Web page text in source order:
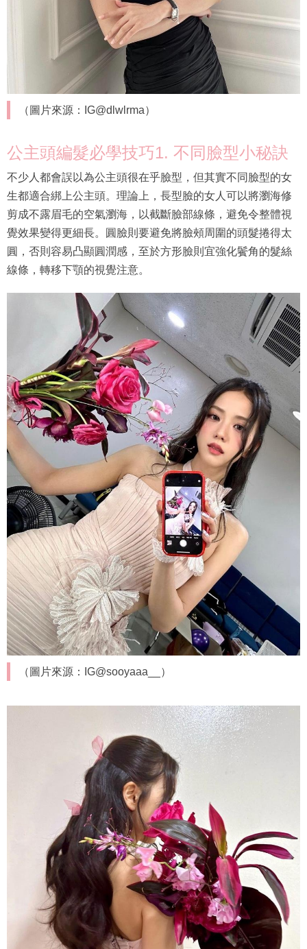
（圖片來源：IG@dlwlrma）
公主頭編髮必學技巧1. 不同臉型小秘訣
不少人都會誤以為公主頭很在乎臉型，但其實不同臉型的女
生都適合綁上公主頭。理論上，長型臉的女人可以將瀏海修
剪成不露眉毛的空氣瀏海，以截斷臉部線條，避免令整體視
覺效果變得更細長。圓臉則要避免將臉頰周圍的頭髮捲得太
圓，否則容易凸顯圓潤感，至於方形臉則宜強化鬢角的髮絲
線條，轉移下顎的視覺注意。
（圖片來源：IG@sooyaaa__）